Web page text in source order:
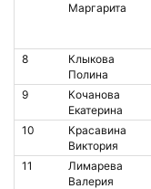
Маргарита
8
Клыкова
Полина
9
Кочанова
Екатерина
10
Красавина
Виктория
11
Лимарева
Валерия